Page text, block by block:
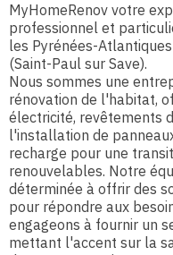
MyHomeRenov votre
professionnel et
les Pyrénées-
(Saint-Paul sur Save).
Nous sommes une
rénovation de l'habitat,
électricité, revêtements
l'installation de
recharge pour une
renouvelables. Notre
déterminée à offrir des
pour répondre aux
engageons à fournir un
mettant l'accent sur la